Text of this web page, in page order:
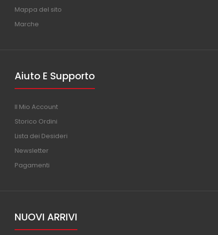
Mappa del sito
Marche
Aiuto E Supporto
Il Mio Account
Storico Ordini
Lista dei Desideri
Newsletter
Pagamenti
NUOVI ARRIVI